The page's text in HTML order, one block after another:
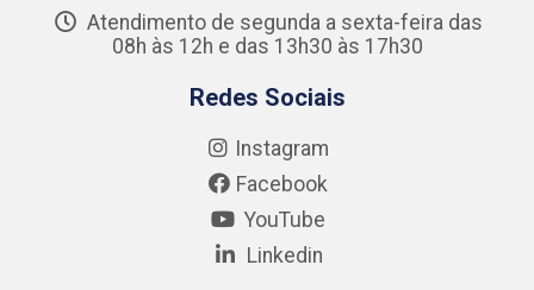
Atendimento de segunda a sexta-feira das
08h às 12h e das 13h30 às 17h30
Redes Sociais
Instagram
Facebook
YouTube
Linkedin